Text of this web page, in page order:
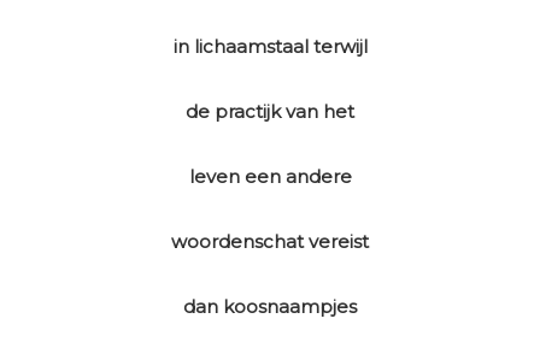
in lichaamstaal terwijl
de practijk van het
leven een andere
woordenschat vereist
dan koosnaampjes